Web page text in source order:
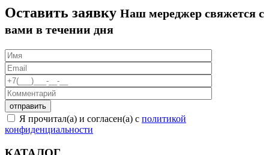
Оставить заявку Наш мереджер свяжется с
вами в течении дня
Я прочитал(а) и согласен(а) с политикой
конфиденциальности